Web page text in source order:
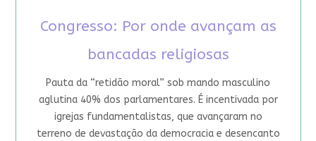
Congresso: Por onde avançam as
bancadas religiosas
Pauta da “retidão moral” sob mando masculino
aglutina 40% dos parlamentares. É incentivada por
igrejas fundamentalistas, que avançaram no
terreno de devastação da democracia e desencanto